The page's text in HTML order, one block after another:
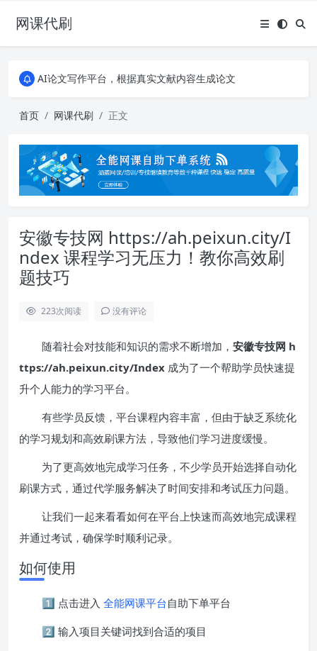
网课代刷
AI论文写作平台，根据真实文献内容生成论文
AI论文写作平台，根据真实文献内容生成论文
首页
网课代刷 正文
安徽专技网 https://ah.peixun.city/I
ndex 课程学习无压力！教你高效刷
题技巧
223次阅读 没有评论
随着社会对技能和知识的需求不断增加， 安徽专技网 h
ttps://ah.peixun.city/Index 成为了一个帮助学员快速提
升个人能力的学习平台。
有些学员反馈，平台课程内容丰富，但由于缺乏系统化
的学习规划和高效刷课方法，导致他们学习进度缓慢。
为了更高效地完成学习任务，不少学员开始选择自动化
刷课方式，通过代学服务解决了时间安排和考试压力问题。
让我们一起来看看如何在平台上快速而高效地完成课程
并通过考试，确保学时顺利记录。
如何使用
1️⃣ 点击进入 全能网课平台自助下单平台
2️⃣ 输入项目关键词找到合适的项目